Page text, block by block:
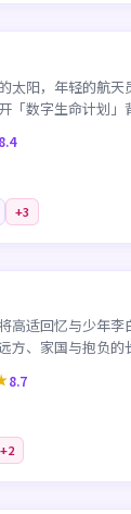
太阳，年轻的航天
「数字生命计划」
8.4
+3
高适回忆与少年李
方、家国与抱负的
8.7
+2